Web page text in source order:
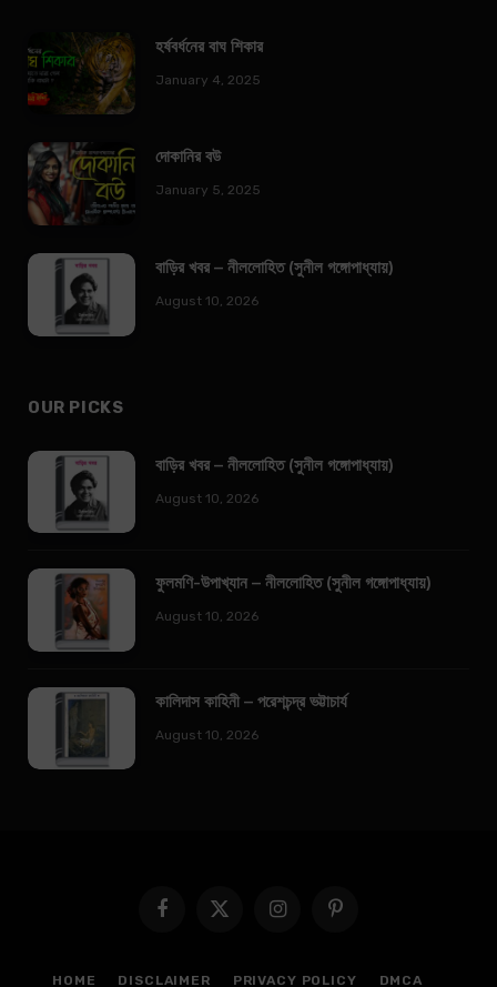
হর্ষবর্ধনের বাঘ শিকার
January 4, 2025
দোকানির বউ
January 5, 2025
বাড়ির খবর – নীললোহিত (সুনীল গঙ্গোপাধ্যায়)
August 10, 2026
OUR PICKS
বাড়ির খবর – নীললোহিত (সুনীল গঙ্গোপাধ্যায়)
August 10, 2026
ফুলমণি-উপাখ্যান – নীললোহিত (সুনীল গঙ্গোপাধ্যায়)
August 10, 2026
কালিদাস কাহিনী – পরেশচন্দ্র ভট্টাচার্য
August 10, 2026
Facebook
X
InstagramPinterest
HOME DISCLAIMER PRIVACY POLICY DMCA